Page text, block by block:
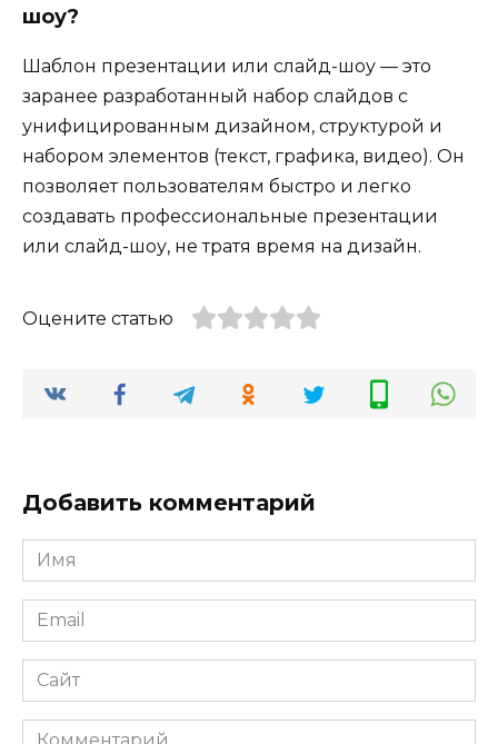
шоу?
Шаблон презентации или слайд-шоу — это
заранее разработанный набор слайдов с
унифицированным дизайном, структурой и
набором элементов (текст, графика, видео). Он
позволяет пользователям быстро и легко
создавать профессиональные презентации
или слайд-шоу, не тратя время на дизайн.
Оцените статью
Добавить комментарий
Имя
*
Email
*
Сайт
Комментарий